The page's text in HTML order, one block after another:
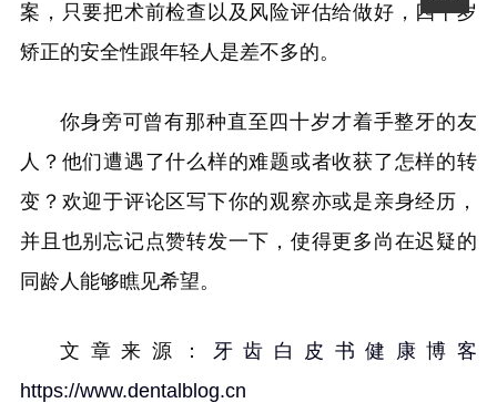
案，只要把术前检查以及风险评估给做好，四十岁
矫正的安全性跟年轻人是差不多的。
你身旁可曾有那种直至四十岁才着手整牙的友
人？他们遭遇了什么样的难题或者收获了怎样的转
变？欢迎于评论区写下你的观察亦或是亲身经历，
并且也别忘记点赞转发一下，使得更多尚在迟疑的
同龄人能够瞧见希望。
文章来源： 牙齿白皮书健康博客
https://www.dentalblog.cn